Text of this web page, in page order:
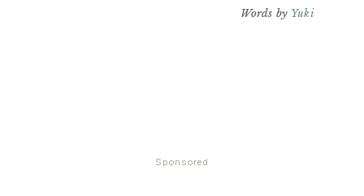
Words by Yuki
Sponsored